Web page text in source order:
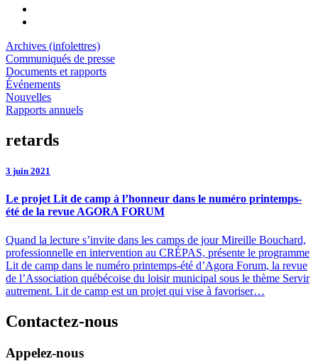
Archives (infolettres)
Communiqués de presse
Documents et rapports
Événements
Nouvelles
Rapports annuels
retards
3 juin 2021
Le projet Lit de camp à l’honneur dans le numéro printemps-
été de la revue AGORA FORUM
Quand la lecture s’invite dans les camps de jour Mireille Bouchard,
professionnelle en intervention au CRÉPAS, présente le programme
Lit de camp dans le numéro printemps-été d’Agora Forum, la revue
de l’Association québécoise du loisir municipal sous le thème Servir
autrement. Lit de camp est un projet qui vise à favoriser…
Contactez-nous
Appelez-nous